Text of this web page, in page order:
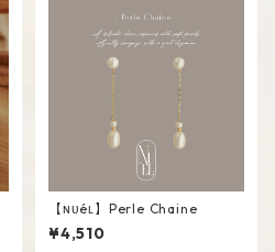
【ɴᴜéʟ】Perle Chaine
¥4,510